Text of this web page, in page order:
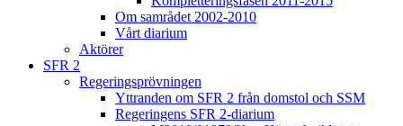
Om samrådet 2002-2010
Vårt diarium
Aktörer
SFR 2
Regeringsprövningen
Yttranden om SFR 2 från domstol och SSM
Regeringens SFR 2-diarium